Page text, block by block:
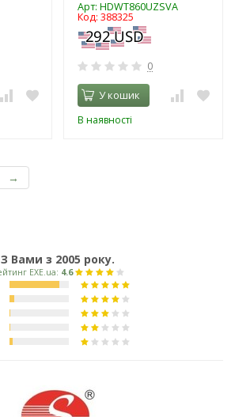
Арт: HDWT860UZSVA
Код: 388325
0
У кошик
В наявності
→
З Вами з 2005 року.